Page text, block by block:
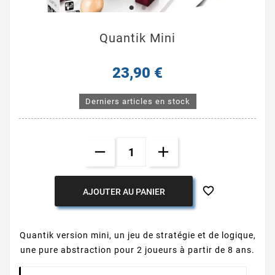
Quantik Mini
23,90 €
Derniers articles en stock
AJOUTER AU PANIER 
Quantik version mini, un jeu de stratégie et de logique,
une pure abstraction pour 2 joueurs à partir de 8 ans.